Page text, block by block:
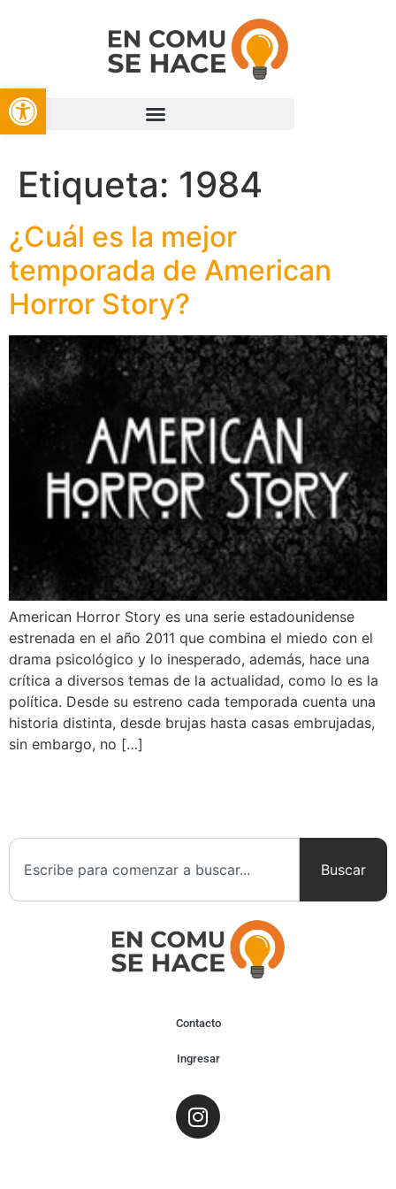
Open toolbar
Etiqueta: 1984
¿Cuál es la mejor
temporada de American
Horror Story?
American Horror Story es una serie estadounidense
estrenada en el año 2011 que combina el miedo con el
drama psicológico y lo inesperado, además, hace una
crítica a diversos temas de la actualidad, como lo es la
política. Desde su estreno cada temporada cuenta una
historia distinta, desde brujas hasta casas embrujadas,
sin embargo, no […]
Buscar
Contacto
Ingresar